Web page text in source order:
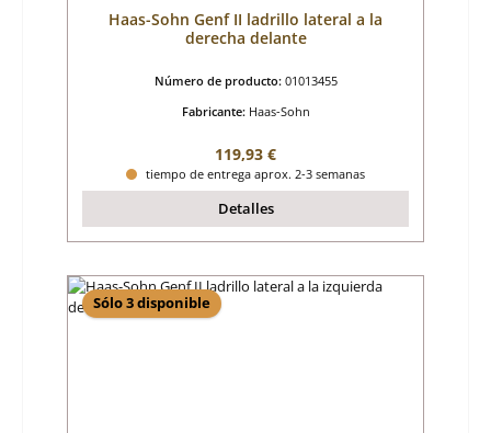
Haas-Sohn Genf II ladrillo lateral a la
derecha delante
Número de producto: 01013455
Fabricante: Haas-Sohn
Precio normal:
119,93 €
tiempo de entrega aprox. 2-3 semanas
Detalles
Sólo 3 disponible